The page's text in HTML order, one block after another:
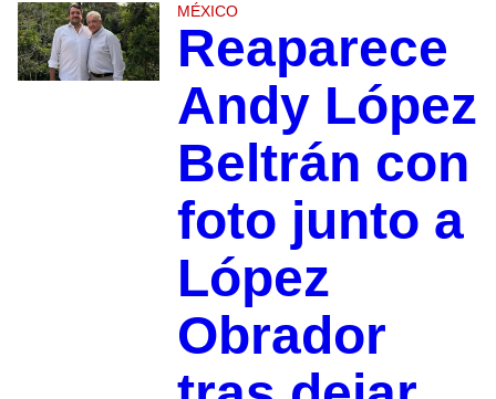
MÉXICO
Reaparece
Andy López
Beltrán con
foto junto a
López
Obrador